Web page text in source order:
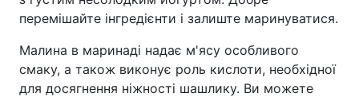
перемішайте інгредієнти і залиште маринуватися.
Малина в маринаді надає м'ясу особливого
смаку, а також виконує роль кислоти, необхідної
для досягнення ніжності шашлику. Ви можете